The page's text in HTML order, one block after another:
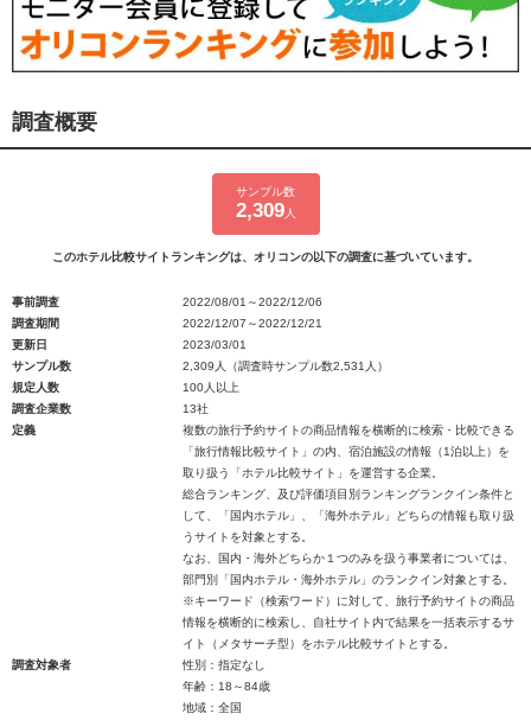
調査概要
サンプル数
2,309人
このホテル比較サイトランキングは、オリコンの以下の調査に基づいています。
事前調査
2022/08/01～2022/12/06
調査期間
2022/12/07～2022/12/21
更新日
2023/03/01
サンプル数
2,309人（調査時サンプル数2,531人）
規定人数
100人以上
調査企業数
13社
定義
複数の旅行予約サイトの商品情報を横断的に検索・比較できる
「旅行情報比較サイト」の内、宿泊施設の情報（1泊以上）を
取り扱う「ホテル比較サイト」を運営する企業。
総合ランキング、及び評価項目別ランキングランクイン条件と
して、「国内ホテル」、「海外ホテル」どちらの情報も取り扱
うサイトを対象とする。
なお、国内・海外どちらか１つのみを扱う事業者については、
部門別「国内ホテル・海外ホテル」のランクイン対象とする。
※キーワード（検索ワード）に対して、旅行予約サイトの商品
情報を横断的に検索し、自社サイト内で結果を一括表示するサ
イト（メタサーチ型）をホテル比較サイトとする。
調査対象者
性別：指定なし
年齢：18～84歳
地域：全国